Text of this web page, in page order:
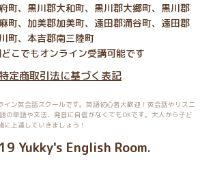
町、黒川郡大和町、黒川郡大郷町、黒川郡
町、加美郡加美町、遠田郡涌谷町、遠田郡
町、本吉郡南三陸町
こでもオンライン受講可能です
定商取引法に基づく表記
イン英会話スクールです。英語初心者大歓迎！英会話やリスニ
の単語や文法、発音に自信がなくてもOKです。大人から子ど
上達していきましょう！
Yukky's English Room.